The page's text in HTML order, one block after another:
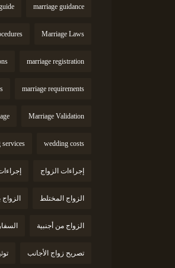
marriage guidance
Marriage Laws
marriage registration
marriage requirements
Marriage Validation
wedding costs
services
إجراءات الزواج
الزواج المختلط الزواج
الزواج من أجنبية
تصريح زواج الأجانب